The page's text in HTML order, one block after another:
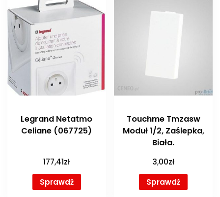
Legrand Netatmo
Celiane (067725)
177,41zł
Sprawdź
Touchme Tmzasw
Moduł 1/2, Zaślepka,
Biała.
3,00zł
Sprawdź